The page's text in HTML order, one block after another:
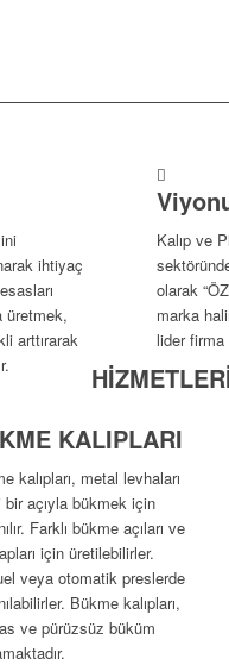
ihtiyaç
üretmek,
arttırarak
Kalıp ve
olarak
marka
lider
KALIPLARI
kalıpları, metal levhaları
bir açıyla bükmek için
Farklı bükme açıları ve
için üretilebilirler.
veya otomatik preslerde
Bükme kalıpları,
ve pürüzsüz büküm